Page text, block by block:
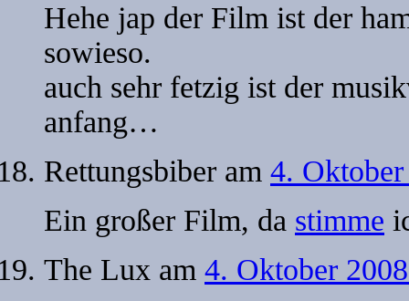
Hehe jap der Film ist der
sowieso.
auch sehr fetzig ist der
anfang…
Rettungsbiber am 4.
Ein großer Film, da stimme
The Lux am 4. Oktober